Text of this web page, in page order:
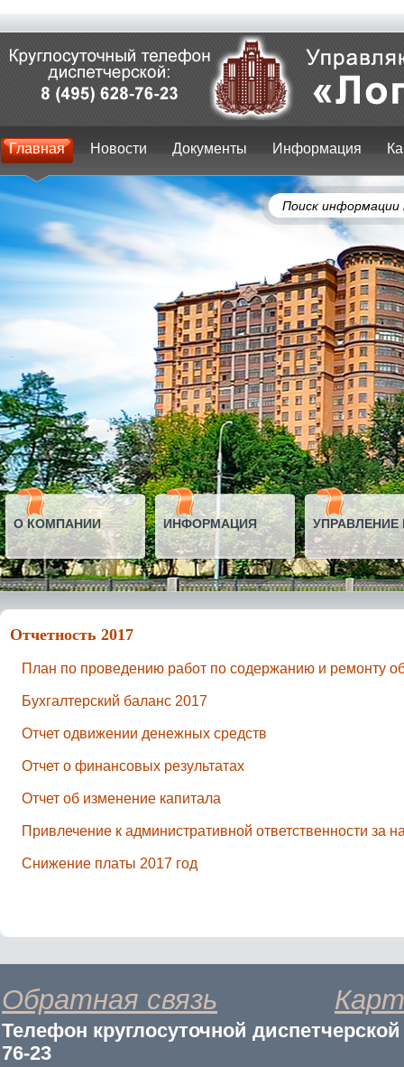
Поиск информации
Главная Новости Документы Информация
О КОМПАНИИ ИНФОРМАЦИЯ УПРАВЛЕНИЕ
Отчетность 2017
План по проведению работ по содержанию и ремонту
Бухгалтерский баланс 2017
Отчет одвижении денежных средств
Отчет о финансовых результатах
Отчет об изменение капитала
Привлечение к административной ответственности за
Снижение платы 2017 год
Обратная связь
Телефон круглосуточной
76-23